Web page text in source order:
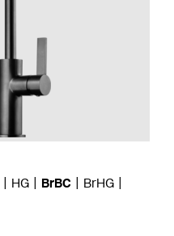
HG BrBC
BrHG